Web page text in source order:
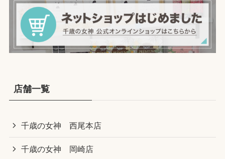
店舗一覧
千歳の女神 西尾本店
千歳の女神 岡崎店